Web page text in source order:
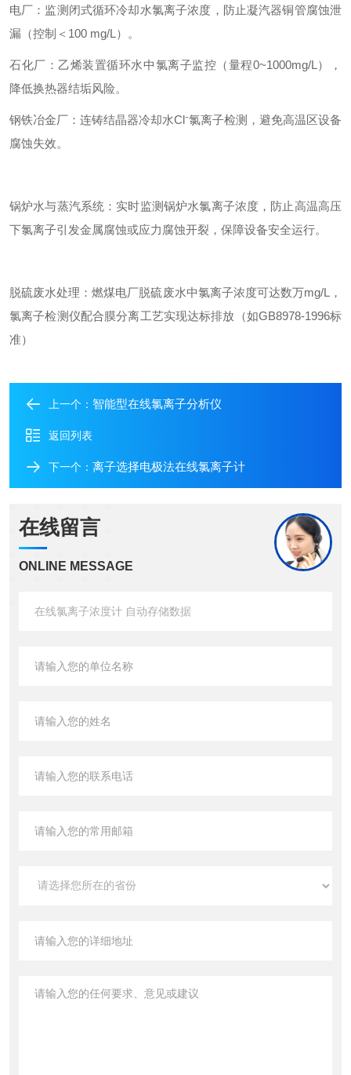
电厂：监测闭式循环冷却水氯离子浓度，防止凝汽器铜管腐蚀泄
漏（控制＜100 mg/L）。
石化厂：乙烯装置循环水中氯离子监控（量程0~1000mg/L），
降低换热器结垢风险。
钢铁冶金厂：连铸结晶器冷却水Cl⁻氯离子检测，避免高温区设备
腐蚀失效。
锅炉水与蒸汽系统：实时监测锅炉水氯离子浓度，防止高温高压
下氯离子引发金属腐蚀或应力腐蚀开裂，保障设备安全运行。
脱硫废水处理：燃煤电厂脱硫废水中氯离子浓度可达数万mg/L，
氯离子检测仪配合膜分离工艺实现达标排放（如GB8978-1996标
准）
上一个： 智能型在线氯离子分析仪
返回列表
下一个： 离子选择电极法在线氯离子计
在线留言
ONLINE MESSAGE